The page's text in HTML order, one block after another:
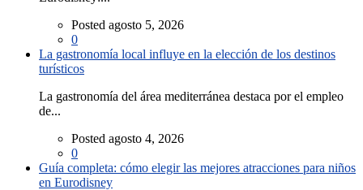
Posted agosto 5, 2026
0
La gastronomía local influye en la elección de los destinos
turísticos
La gastronomía del área mediterránea destaca por el empleo
de...
Posted agosto 4, 2026
0
Guía completa: cómo elegir las mejores atracciones para niños
en Eurodisney